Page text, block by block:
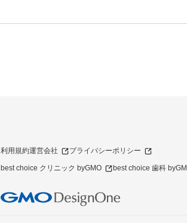
利用規約運営会社 プライバシーポリシー
best choice クリニック byGMO best choice 歯科